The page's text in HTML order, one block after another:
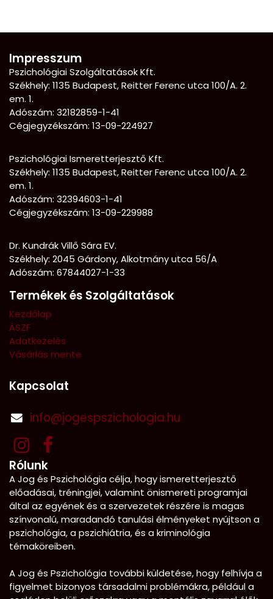
Impresszum
Pszichológiai Szolgáltatások Kft.
Székhely: 1135 Budapest, Reitter Ferenc utca 100/A. 2.
em. 1.
Adószám: 32182859-1-41
Cégjegyzékszám: 13-09-224927
Pszichológiai Ismeretterjesztő Kft.
Székhely: 1135 Budapest, Reitter Ferenc utca 100/A. 2.
em. 1.
Adószám: 32394603-1-41
Cégjegyzékszám: 13-09-229988
Dr. Kundrák Villő Sára EV.
Székhely: 2045 Gárdony, Alkotmány utca 56/A
Adószám: 67844027-1-33
Termékek és Szolgáltatások
Kezdőlap
ÁSZF
Adatkezelés
Vásárlás mente
Kapcsolat
info@jogespszichologia.hu
Rólunk
A Jog és Pszichológia célja, hogy ismeretterjesztő
előadásai, tréningjei, valamint önismereti programjai
által az egyének és a szervezetek részére is magas
színvonalú, maradandó tanulási élményeket nyújtson a
pszichológia, a pszichiátria, és a kriminológia
témaköreiben.
A Jog és Pszichológia további küldetése, hogy felhívja a
figyelmet bizonyos társadalmi problémákra, például a